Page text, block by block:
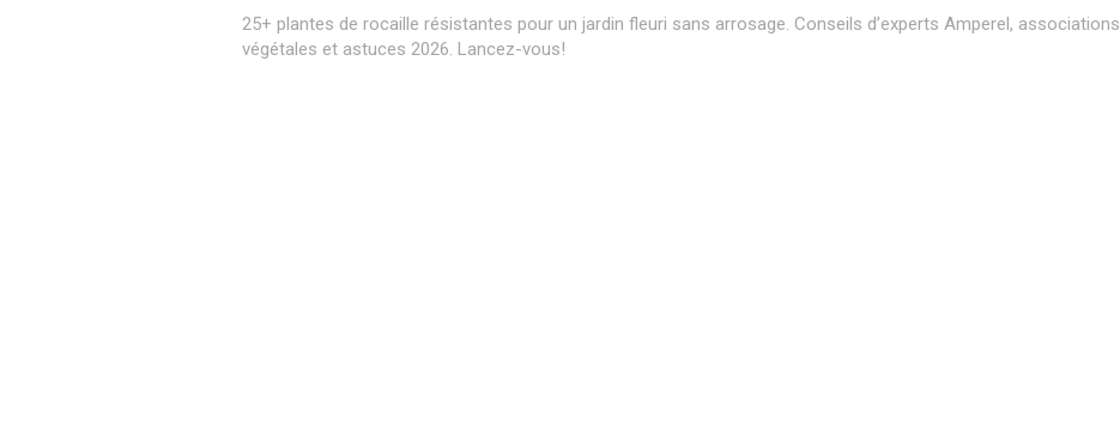
25+ plantes de rocaille résistantes pour un jardin fleuri sans arrosage. Conseils d’experts Amperel, associations
végétales et astuces 2026. Lancez-vous!